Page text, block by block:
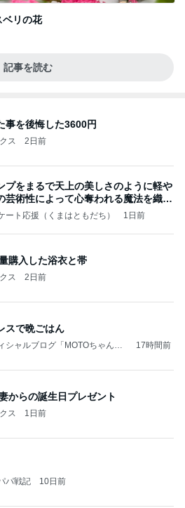
ベリの花
記事を読む
事を後悔した3600円
ス 2日前
プをまるで天上の美しさのように軽や
芸術性によって心奪われる魔法を織り
ート応援（くまはともだち） 1日前
購入した浴衣と帯
ス 2日前
スで晩ごはん
シャルブログ「MOTOちゃんと
17時間前
からの誕生日プレゼント
ス 1日前
パ戦記 10日前